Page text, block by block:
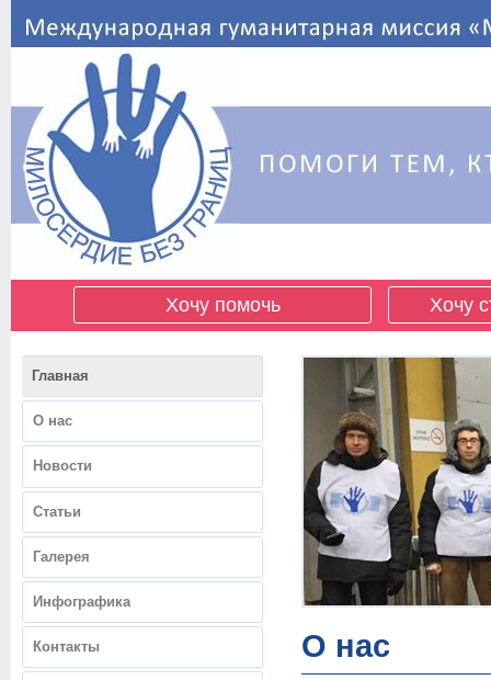
Хочу помочь Хочу
Главная
О нас
Новости
Статьи
Галерея
Инфографика
Контакты О нас